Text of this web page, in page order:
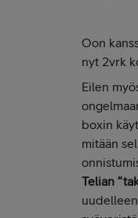
Oon
nyt 2vrk
Eilen
boxin
mitään
Telian